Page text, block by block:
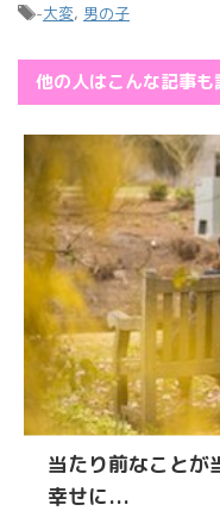
-大変, 男の子
他の人はこんな記事も
当たり前なことが
幸せに...